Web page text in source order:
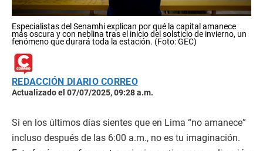
Especialistas del Senamhi explican por qué la capital amanece
más oscura y con neblina tras el inicio del solsticio de invierno, un
fenómeno que durará toda la estación. (Foto: GEC)
REDACCIÓN DIARIO CORREO
Actualizado el 07/07/2025, 09:28 a.m.
Si en los últimos días sientes que en Lima “no amanece”
incluso después de las 6:00 a.m., no es tu imaginación.